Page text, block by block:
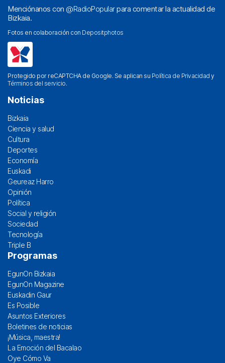
Menciónanos con @RadioPopularpara comentar la actualidad de
Bizkaia.
Fotos en colaboración con Depositphotos
Protegido por reCAPTCHA de Google. Se aplican su Política de Privacidad y
Términos del servicio.
Noticias
Bizkaia
Ciencia y salud
Cultura
Deportes
Economía
Euskadi
Geureaz Harro
Opinión
Política
Social y religión
Sociedad
Tecnología
Triple B
Programas
EgunOn Bizkaia
EgunOn Magazine
Euskadin Gaur
Es Posible
Asuntos Exteriores
Boletines de noticias
¡Música, maestra!
La Emoción del Bacalao
Oye Cómo Va